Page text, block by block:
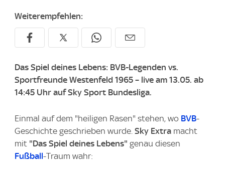
Weiterempfehlen:
Das Spiel deines Lebens: BVB-Legenden vs.
Sportfreunde Westenfeld 1965 – live am 13.05. ab
14:45 Uhr auf Sky Sport Bundesliga.
Einmal auf dem "heiligen Rasen" stehen, wo BVB-
Geschichte geschrieben wurde. Sky Extra macht
mit "Das Spiel deines Lebens" genau diesen
Fußball-Traum wahr: